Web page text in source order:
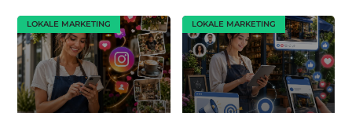
LOKALE MARKETING LOKALE MARKETING